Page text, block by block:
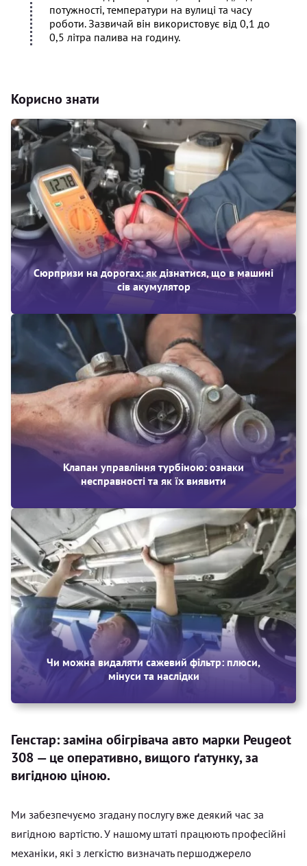
потужності, температури на вулиці та часу
роботи. Зазвичай він використовує від 0,1 до
0,5 літра палива на годину.
Корисно знати
Сюрпризи на дорогах: як дізнатися, що в машині
сів акумулятор
Клапан управління турбіною: ознаки
несправності та як їх виявити
Чи можна видаляти сажевий фільтр: плюси,
мінуси та наслідки
Генстар: заміна обігрівача авто марки Peugeot
308 — це оперативно, вищого ґатунку, за
вигідною ціною.
Ми забезпечуємо згадану послугу вже деякий час за
вигідною вартістю. У нашому штаті працюють професійні
механіки, які з легкістю визначать першоджерело